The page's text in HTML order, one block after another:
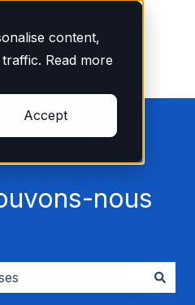
content,
Read more
Accept
nous